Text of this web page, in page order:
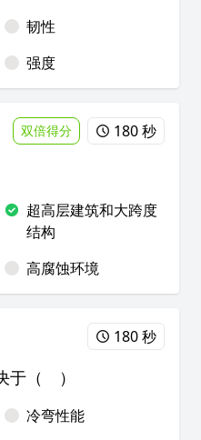
韧性
强度
双倍得分 180 秒
超高层建筑和大跨度
结构
高腐蚀环境
180 秒
于（ ）
冷弯性能